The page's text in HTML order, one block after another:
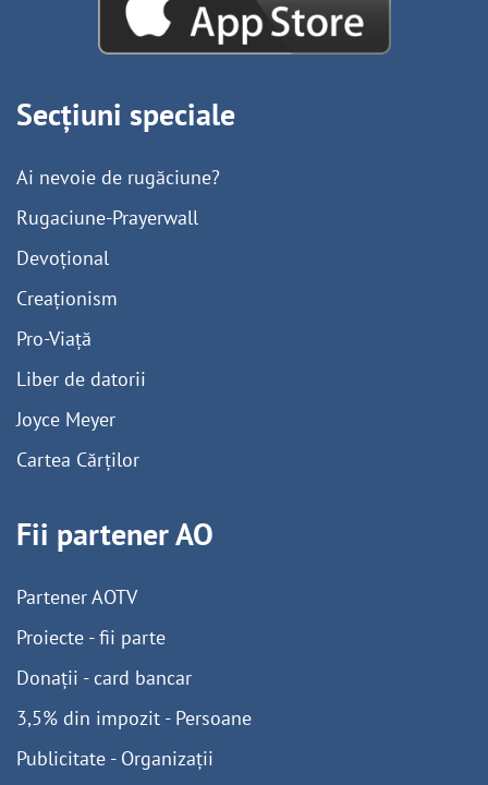
Secțiuni speciale
Ai nevoie de rugăciune?
Rugaciune-Prayerwall
Devoțional
Creaționism
Pro-Viață
Liber de datorii
Joyce Meyer
Cartea Cărților
Fii partener AO
Partener AOTV
Proiecte - fii parte
Donații - card bancar
3,5% din impozit - Persoane
Publicitate - Organizații